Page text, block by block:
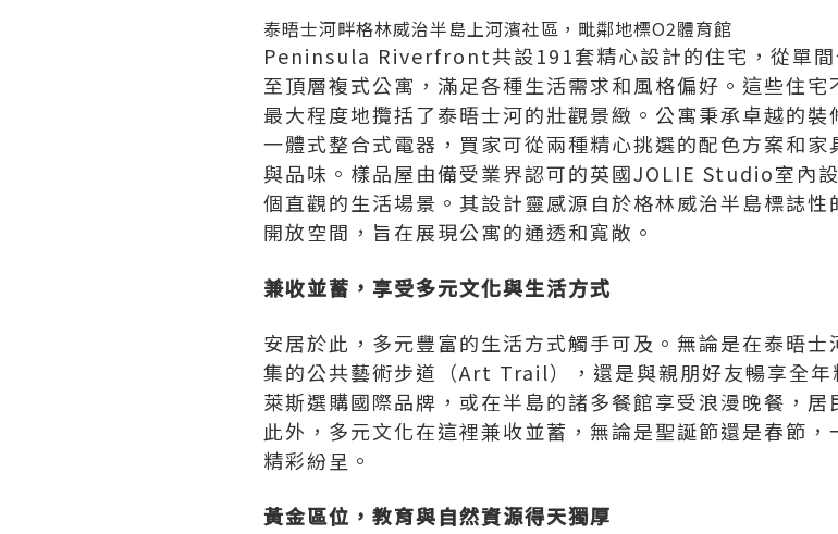
泰晤士河畔格林威治半島上河濱社區，毗鄰地標O2體育館
Peninsula Riverfront共設191套精心設計的住宅，從單間
至頂層複式公寓，滿足各種生活需求和風格偏好。這些住
最大程度地攬括了泰晤士河的壯觀景緻。公寓秉承卓越的
一體式整合式電器，買家可從兩種精心挑選的配色方案和
與品味。樣品屋由備受業界認可的英國JOLIE Studio室內
個直觀的生活場景。其設計靈感源自於格林威治半島標誌
開放空間，旨在展現公寓的通透和寬敞。
兼收並蓄，享受多元文化與生活方式
安居於此，多元豐富的生活方式觸手可及。無論是在泰晤
集的公共藝術步道（Art Trail），還是與親朋好友暢享全
萊斯選購國際品牌，或在半島的諸多餐館享受浪漫晚餐，
此外，多元文化在這裡兼收並蓄，無論是聖誕節還是春節，
精彩紛呈。
黃金區位，教育與自然資源得天獨厚